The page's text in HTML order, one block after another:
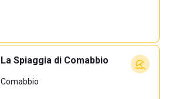
La Spiaggia di Comabbio
Comabbio